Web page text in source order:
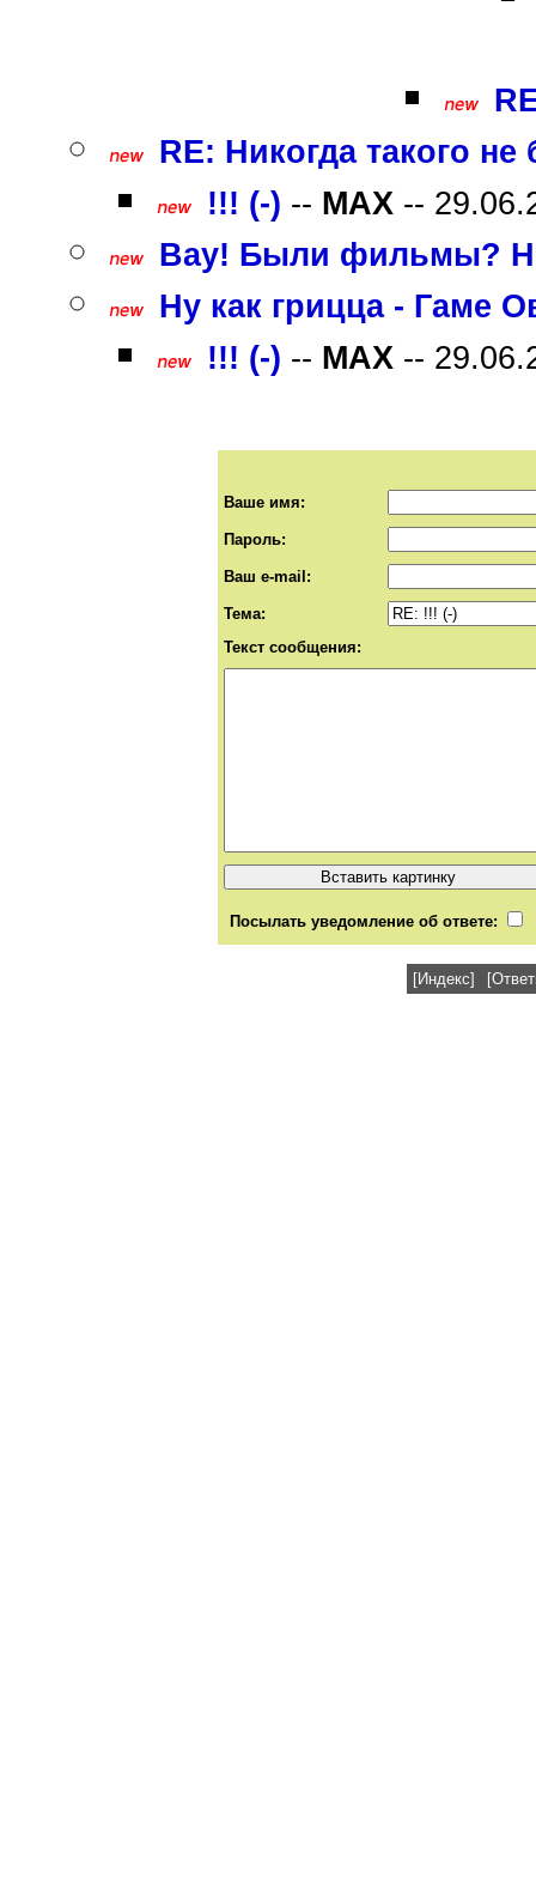
RE: Никогда такого
!!! (-) -- MAX --
Вау! Были фильмы?
Ну как грицца - Гаме
!!! (-) -- MAX --
Ваше имя:
Пароль:
Ваш e-mail:
Тема:
Текст сообщения:
Посылать уведомление об ответе:
[Индекс]